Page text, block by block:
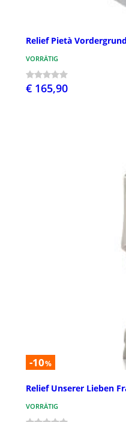
Relief Pietà
VORRÄTIG
€ 165,90
-10%
Relief Unserer Lieben
VORRÄTIG